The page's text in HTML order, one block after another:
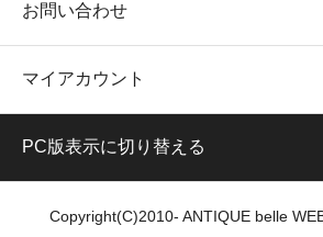
お問い合わせ
マイアカウント
PC版表示に切り替える
Copyright(C)2010- ANTIQUE belle